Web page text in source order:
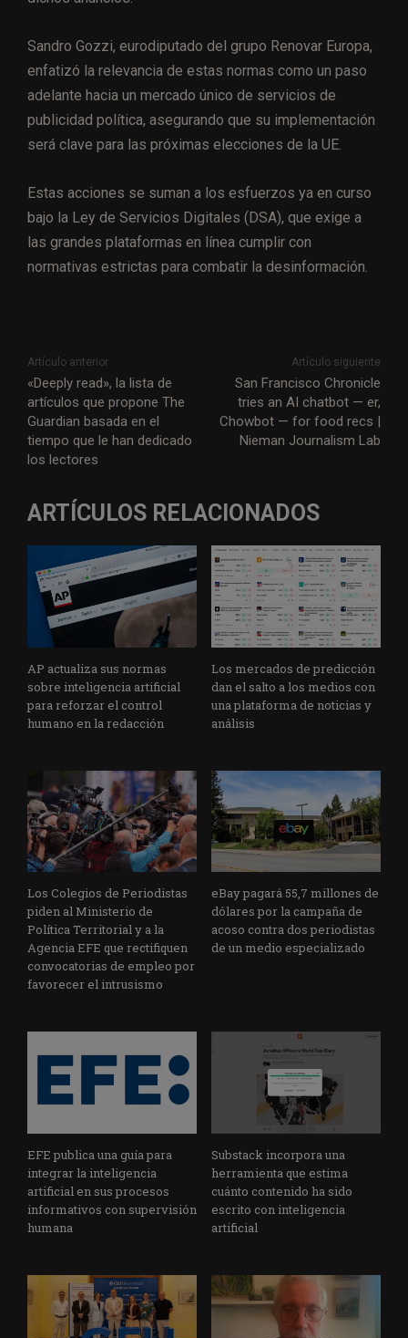
Sandro Gozzi, eurodiputado del grupo Renovar Europa,
enfatizó la relevancia de estas normas como un paso
adelante hacia un mercado único de servicios de
publicidad política, asegurando que su implementación
será clave para las próximas elecciones de la UE.
Estas acciones se suman a los esfuerzos ya en curso
bajo la Ley de Servicios Digitales (DSA), que exige a
las grandes plataformas en línea cumplir con
normativas estrictas para combatir la desinformación.
Artículo anterior
«Deeply read», la lista de
artículos que propone The
Guardian basada en el
tiempo que le han dedicado
los lectores
Artículo siguiente
San Francisco Chronicle
tries an AI chatbot — er,
Chowbot — for food recs |
Nieman Journalism Lab
ARTÍCULOS RELACIONADOS
AP actualiza sus normas
sobre inteligencia artificial
para reforzar el control
humano en la redacción
Los mercados de predicción
dan el salto a los medios con
una plataforma de noticias y
análisis
Los Colegios de Periodistas
piden al Ministerio de
Política Territorial y a la
Agencia EFE que rectifiquen
convocatorias de empleo por
favorecer el intrusismo
eBay pagará 55,7 millones de
dólares por la campaña de
acoso contra dos periodistas
de un medio especializado
EFE publica una guía para
integrar la inteligencia
artificial en sus procesos
informativos con supervisión
humana
Substack incorpora una
herramienta que estima
cuánto contenido ha sido
escrito con inteligencia
artificial